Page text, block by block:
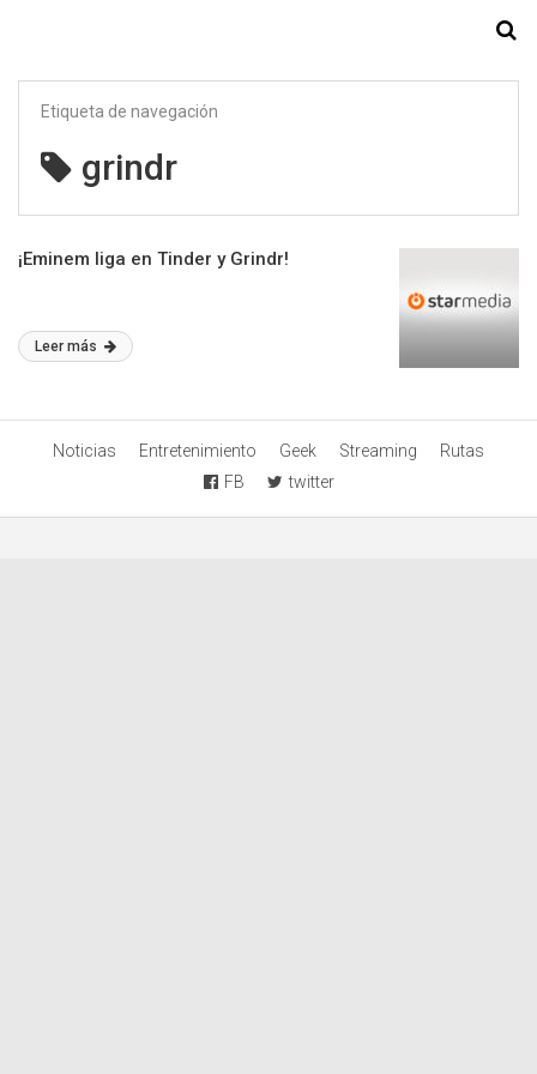
Etiqueta de navegación
grindr
¡Eminem liga en Tinder y Grindr!
Leer más
Noticias Entretenimiento Geek Streaming
Rutas
FB
twitter